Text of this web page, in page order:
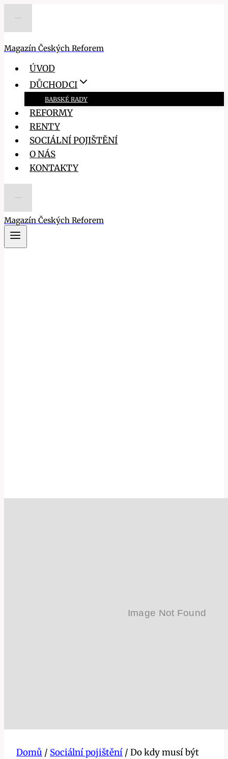
Magazín Českých Reforem
ÚVOD
DŮCHODCI
BABSKÉ RADY
REFORMY
RENTY
SOCIÁLNÍ POJIŠTĚNÍ
O NÁS
KONTAKTY
Magazín Českých Reforem
Domů / Sociální pojištění / Do kdy musí být